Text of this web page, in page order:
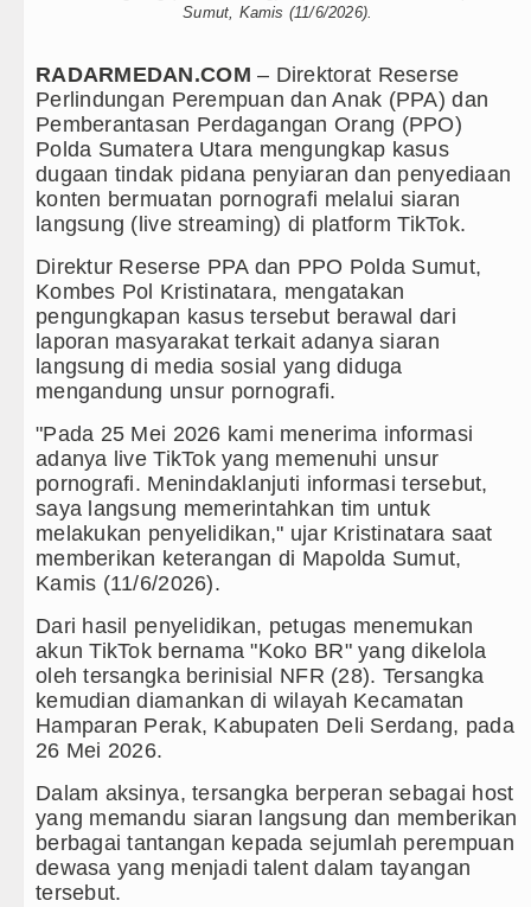
1.187 Kasus Narkoba dalam 300 Hari, Puluhan
Persahabatan di Anfield Minggu 9 Agustus 2026
Madrid Persahabatan di Seoul Minggu 9
Inspektorat Soroti Kinerja Kadis
Siapkan Rumah Produksi Kelapa di Nias Utara
Alam, Pemkab Tapanuli Utara Gotong Royong
Pinjaman PEN Jadi 15 Tahun?
Massal di Sebuah Sekolah di Thailand
Tipis Atas Aston Villa Laga Persahabatan di Hong
Bongkar Penadah Kayu Hutan illegal di Karo
1.187 Kasus Narkoba dalam 300 Hari, Puluhan
Persahabatan di Anfield Minggu 9 Agustus 2026
Madrid Persahabatan di Seoul Minggu 9
Sumut, Kamis (11/6/2026).
RADARMEDAN.COM – Direktorat Reserse
Perlindungan Perempuan dan Anak (PPA) dan
Pemberantasan Perdagangan Orang (PPO)
Polda Sumatera Utara mengungkap kasus
dugaan tindak pidana penyiaran dan penyediaan
konten bermuatan pornografi melalui siaran
langsung (live streaming) di platform TikTok.
Direktur Reserse PPA dan PPO Polda Sumut,
Kombes Pol Kristinatara, mengatakan
pengungkapan kasus tersebut berawal dari
laporan masyarakat terkait adanya siaran
langsung di media sosial yang diduga
mengandung unsur pornografi.
"Pada 25 Mei 2026 kami menerima informasi
adanya live TikTok yang memenuhi unsur
pornografi. Menindaklanjuti informasi tersebut,
saya langsung memerintahkan tim untuk
melakukan penyelidikan," ujar Kristinatara saat
memberikan keterangan di Mapolda Sumut,
Kamis (11/6/2026).
Dari hasil penyelidikan, petugas menemukan
akun TikTok bernama "Koko BR" yang dikelola
oleh tersangka berinisial NFR (28). Tersangka
kemudian diamankan di wilayah Kecamatan
Hamparan Perak, Kabupaten Deli Serdang, pada
26 Mei 2026.
Dalam aksinya, tersangka berperan sebagai host
yang memandu siaran langsung dan memberikan
berbagai tantangan kepada sejumlah perempuan
dewasa yang menjadi talent dalam tayangan
tersebut.